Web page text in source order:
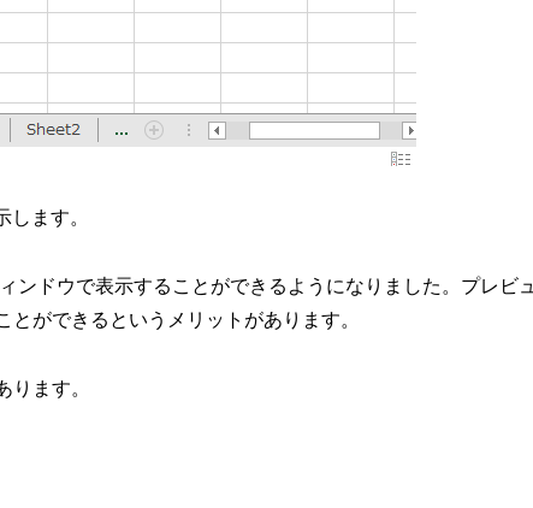
します。
ンドウで表示することができるようになりました。プレビュ
ができるというメリットがあります。
ります。